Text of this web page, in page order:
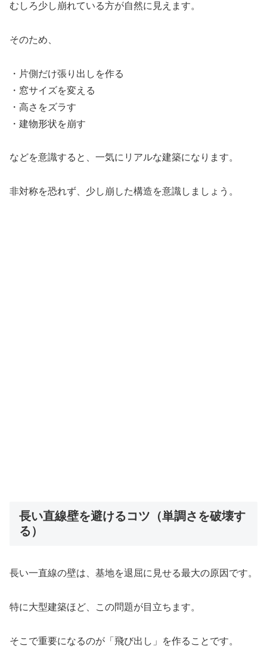
むしろ少し崩れている方が自然に見えます。
そのため、
・片側だけ張り出しを作る
・窓サイズを変える
・高さをズラす
・建物形状を崩す
などを意識すると、一気にリアルな建築になります。
非対称を恐れず、少し崩した構造を意識しましょう。
長い直線壁を避けるコツ（単調さを破壊す
る）
長い一直線の壁は、基地を退屈に見せる最大の原因です。
特に大型建築ほど、この問題が目立ちます。
そこで重要になるのが「飛び出し」を作ることです。